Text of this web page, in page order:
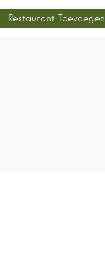
Restaurant Toevoegen